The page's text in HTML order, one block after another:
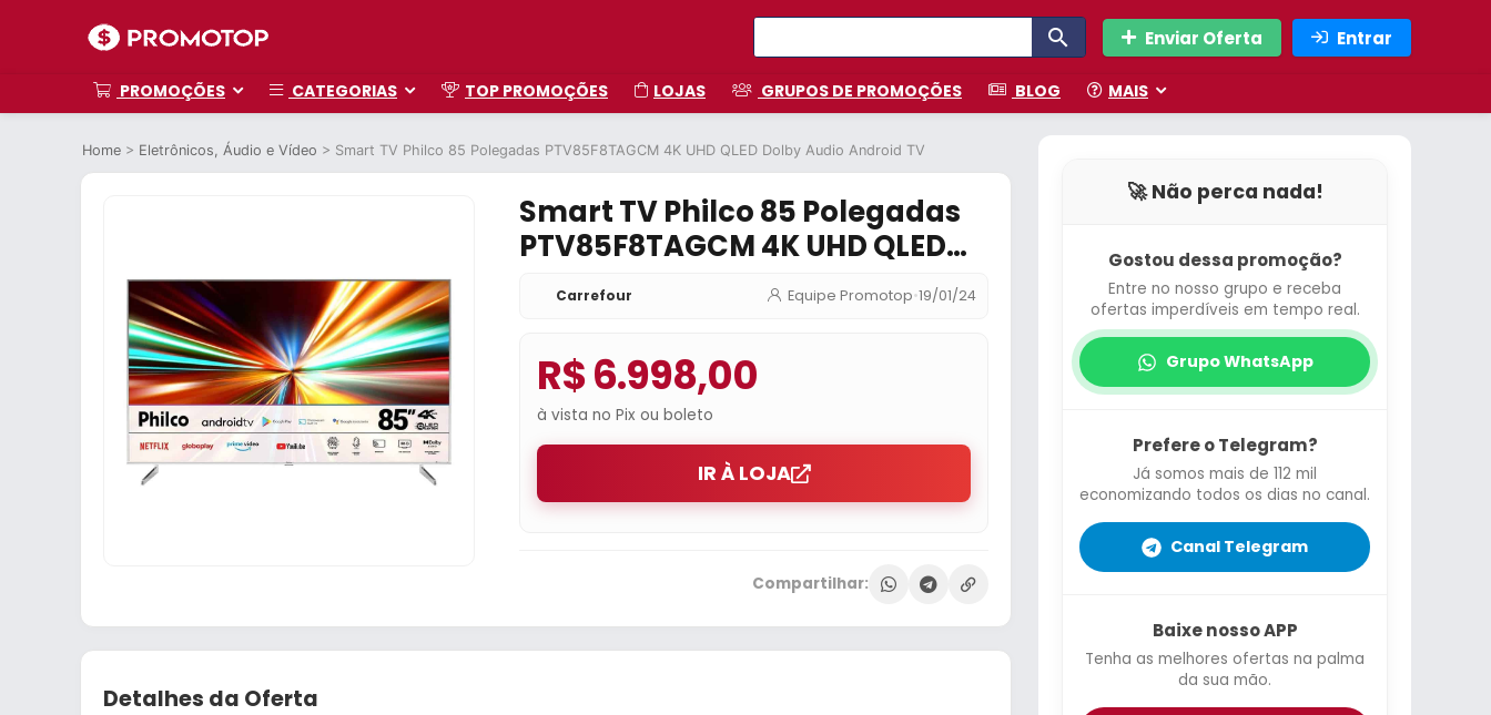
Enviar Oferta Entrar
PROMOÇÕES CATEGORIAS TOP PROMOÇÕES LOJAS GRUPOS DE PROMOÇÕES BLOG MAIS
Home > Eletrônicos, Áudio e Vídeo > Smart TV Philco 85 Polegadas PTV85F8TAGCM 4K UHD QLED Dolby Audio Android TV
Smart TV Philco 85 Polegadas
PTV85F8TAGCM 4K UHD QLED
Dolby Audio Android TV
Carrefour Equipe Promotop•19/01/24
R$ 6.998,00
à vista no Pix ou boleto
IR À LOJA
Compartilhar:
Detalhes da Oferta
🚀 Não perca nada!
Gostou dessa promoção?
Entre no nosso grupo e receba
ofertas imperdíveis em tempo real.
Grupo WhatsApp
Prefere o Telegram?
Já somos mais de 112 mil
economizando todos os dias no canal.
Canal Telegram
Baixe nosso APP
Tenha as melhores ofertas na palma
da sua mão.